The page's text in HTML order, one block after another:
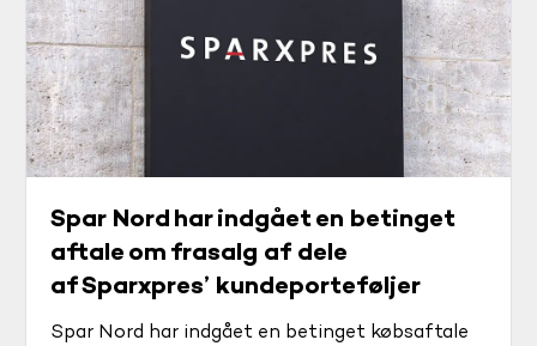
Spar Nord har indgået en betinget
aftale om frasalg af dele
af Sparxpres’ kundeporteføljer
Spar Nord har indgået en betinget købsaftale